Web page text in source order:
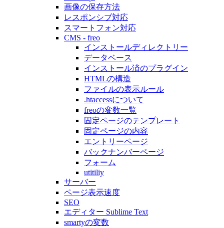
画像の保存方法
レスポンシブ対応
スマートフォン対応
CMS - freo
インストールディレクトリー
データベース
インストール済のプラグイン
HTMLの構造
ファイルの表示ルール
.htaccessについて
freoの変数一覧
固定ページのテンプレート
固定ページの内容
エントリーページ
バックナンバーページ
フォーム
utitiliy
サーバー
ページ表示速度
SEO
エディター Sublime Text
smartyの変数